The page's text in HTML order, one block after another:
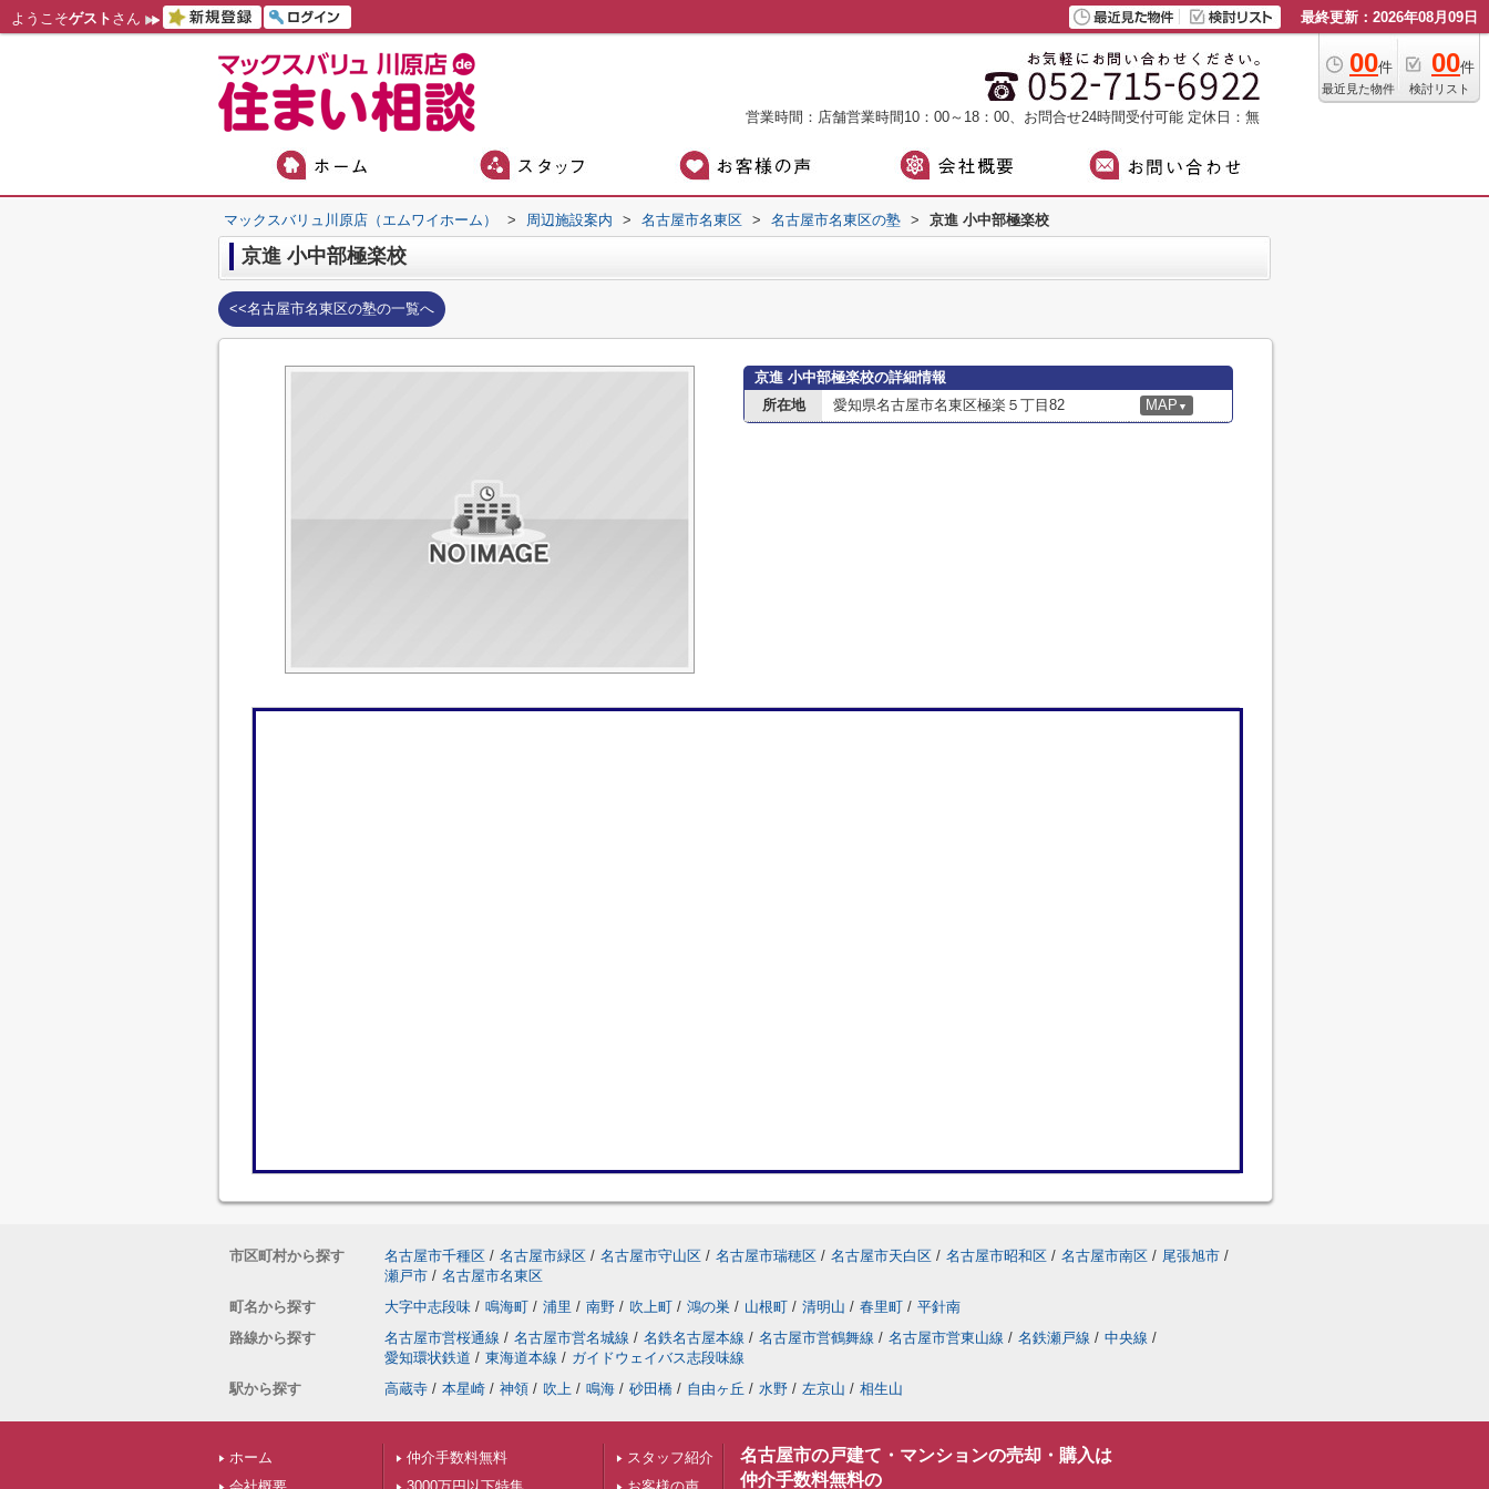
ようこそゲスト さん 最終更新：2026年08月09日
00件
最近見た物件
00件
検討リスト
営業時間：店舗営業時間10：00～18：00、お問合せ24時間受付可能 定休日：無
マックスバリュ川原店（エムワイホーム） > 周辺施設案内 > 名古屋市名東区 > 名古屋市名東区の塾 > 京進 小中部極楽校
京進 小中部極楽校
<<名古屋市名東区の塾の一覧へ
京進 小中部極楽校の詳細情報
所在地
愛知県名古屋市名東区極楽５丁目82 MAP ▼
市区町村から探す 名古屋市千種区 / 名古屋市緑区 / 名古屋市守山区 / 名古屋市瑞穂区 / 名古屋市天白区 / 名古屋市昭和区 / 名古屋市南区 / 尾張旭市 /
瀬戸市 / 名古屋市名東区
町名から探す
大字中志段味 / 鳴海町 / 浦里 / 南野 / 吹上町 / 鴻の巣 / 山根町 / 清明山 / 春里町 / 平針南
路線から探す
名古屋市営桜通線 / 名古屋市営名城線 / 名鉄名古屋本線 / 名古屋市営鶴舞線 / 名古屋市営東山線 / 名鉄瀬戸線 / 中央線 /
愛知環状鉄道 / 東海道本線 / ガイドウェイバス志段味線
駅から探す
高蔵寺 / 本星崎 / 神領 / 吹上 / 鳴海 / 砂田橋 / 自由ヶ丘 / 水野 / 左京山 / 相生山
ホーム
仲介手数料無料
スタッフ紹介
名古屋市の戸建て・マンションの売却・購入は
仲介手数料無料の